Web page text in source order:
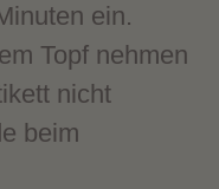
ein.
Topf nehmen
nicht
beim